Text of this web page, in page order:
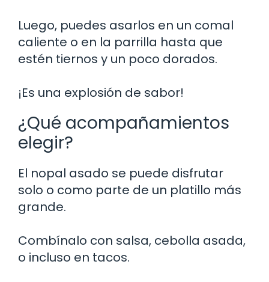
Luego, puedes asarlos en un comal
caliente o en la parrilla hasta que
estén tiernos y un poco dorados.
¡Es una explosión de sabor!
¿Qué acompañamientos
elegir?
El nopal asado se puede disfrutar
solo o como parte de un platillo más
grande.
Combínalo con salsa, cebolla asada,
o incluso en tacos.